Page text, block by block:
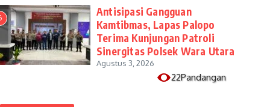
Antisipasi Gangguan
Kamtibmas, Lapas Palopo
Terima Kunjungan Patroli
Sinergitas Polsek Wara Utara
Agustus 3, 2026
22Pandangan